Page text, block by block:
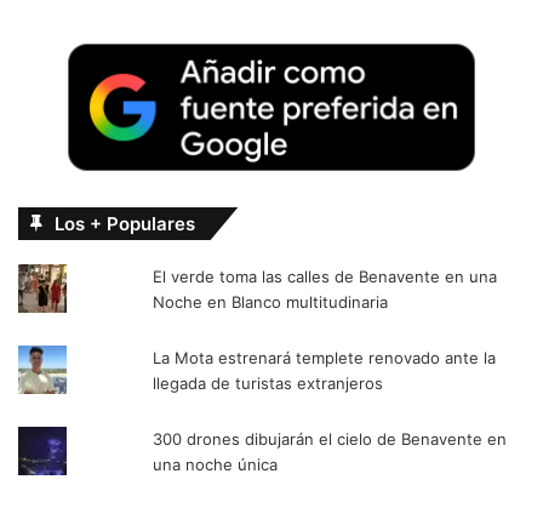
Los + Populares
El verde toma las calles de Benavente en una
Noche en Blanco multitudinaria
La Mota estrenará templete renovado ante la
llegada de turistas extranjeros
300 drones dibujarán el cielo de Benavente en
una noche única